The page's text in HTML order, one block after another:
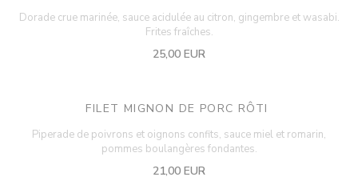
Dorade crue marinée, sauce acidulée au citron, gingembre et wasabi.
Frites fraîches.
25,00 EUR
FILET MIGNON DE PORC RÔTI
Piperade de poivrons et oignons confits, sauce miel et romarin,
pommes boulangères fondantes.
21,00 EUR